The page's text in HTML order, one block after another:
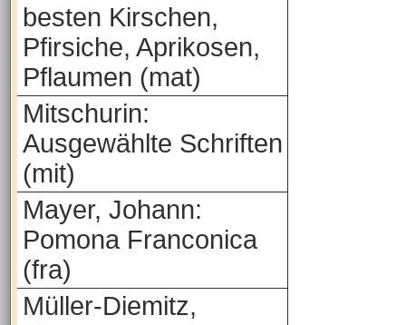
besten Kirschen,
Pfirsiche, Aprikosen,
Pflaumen (mat)
Mitschurin:
Ausgewählte Schriften
(mit)
Mayer, Johann:
Pomona Franconica
(fra)
Müller-Diemitz,